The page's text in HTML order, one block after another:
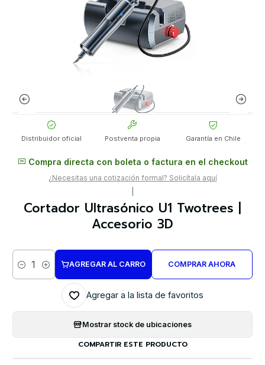
Distribuidor oficial Postventa propia Garantía en Chile
Compra directa con boleta o factura en el checkout
¿Necesitas una cotización formal? Solicítala aquí
Cortador Ultrasónico U1 Twotrees |
Accesorio 3D
Cantidad
AGREGAR AL CARRO COMPRAR AHORA
Agregar a la lista de favoritos
Mostrar stock de ubicaciones
COMPARTIR ESTE PRODUCTO